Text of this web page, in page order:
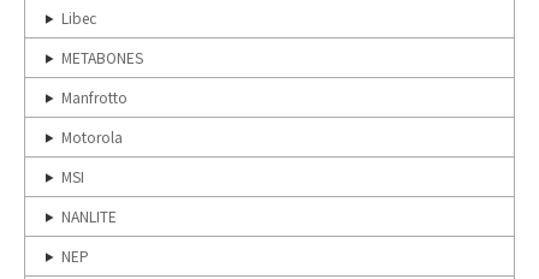
Libec
METABONES
Manfrotto
Motorola
MSI
NANLITE
NEP